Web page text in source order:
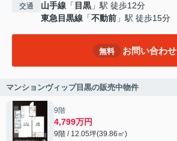
交通 山手線 「 目黒 」駅 徒歩12分
東急目黒線 「不動前 」駅 徒歩15分
無料 お問い合わせ
マンションヴィップ目黒の販売中物件
9階
4,799万円
9階 / 12.05坪(39.86㎡)